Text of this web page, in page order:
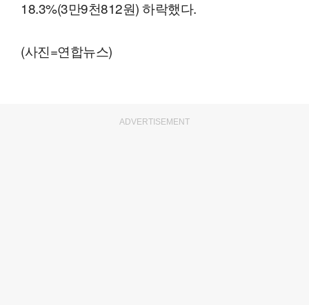
18.3%(3만9천812원) 하락했다.
(사진=연합뉴스)
ADVERTISEMENT